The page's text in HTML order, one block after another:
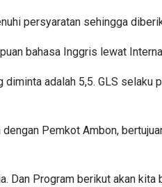
persyaratan sehingga
bahasa Inggris lewat
adalah 5,5. GLS
Pemkot Ambon,
Dan Program berikut akan